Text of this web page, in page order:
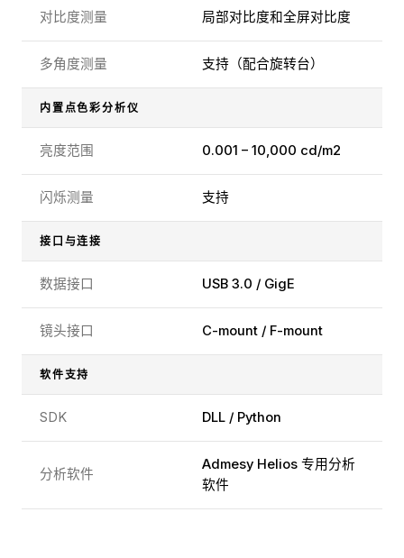
对比度测量 局部对比度和全屏对比度
多角度测量 支持（配合旋转台）
内置点色彩分析仪
亮度范围 0.001 – 10,000 cd/m2
闪烁测量 支持
接口与连接
数据接口 USB 3.0 / GigE
镜头接口 C-mount / F-mount
软件支持
SDK DLL / Python
分析软件
Admesy Helios 专用分析
软件